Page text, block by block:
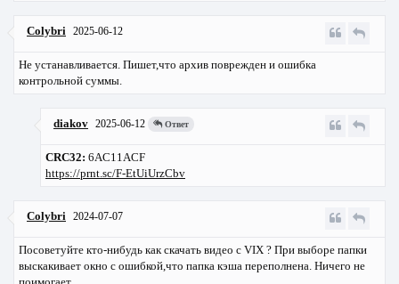
Colybri 2025-06-12
Не устанавливается. Пишет,что архив поврежден и ошибка
контрольной суммы.
diakov 2025-06-12 Ответ
CRC32: 6AC11ACF
https://prnt.sc/F-EtUiUrzCbv
Colybri 2024-07-07
Посоветуйте кто-нибудь как скачать видео с VIX ? При выборе папки
выскакивает окно с ошибкой,что папка кэша переполнена. Ничего не